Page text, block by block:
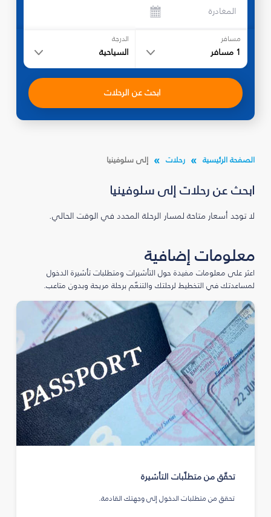
المغادرة
مسافر
1 مسافر
الدرجة
السياحية
ابحث عن الرحلات
الصفحة الرئيسية رحلات إلى سلوفينيا
ابحث عن رحلات إلى سلوفينيا
لا توجد أسعار متاحة لمسار الرحلة المحدد في الوقت الحالي.
معلومات إضافية
اعثر على معلومات مفيدة حول التأشيرات ومتطلبات تأشيرة الدخول
لمساعدتك في التخطيط لرحلتك والتنعّم برحلة مريحة وبدون متاعب.
تحقّق من متطلّبات التأشيرة
تحقق من متطلبات الدخول إلى وجهتك القادمة.